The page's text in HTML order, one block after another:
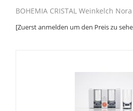
BOHEMIA CRISTAL Weinkelch
[Zuerst anmelden um den Preis zu